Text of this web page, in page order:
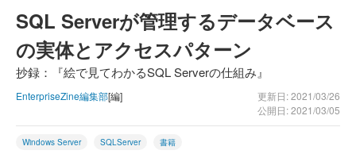
SQL Serverが管理するデータベース
の実体とアクセスパターン
抄録：『絵で見てわかるSQL Serverの仕組み』
EnterpriseZine編集部[編]
更新日: 2021/03/26
公開日: 2021/03/05
Windows Server SQLServer 書籍